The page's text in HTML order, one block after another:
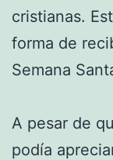
cristianas.
forma de
Semana
A pesar de
podía